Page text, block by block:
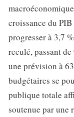
croissance du
progresser à 3,7
reculé, passant
une prévision à
budgétaires se
publique totale
soutenue par une